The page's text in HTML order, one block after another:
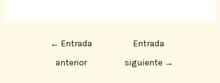
← Entrada
anterior
Entrada
siguiente →